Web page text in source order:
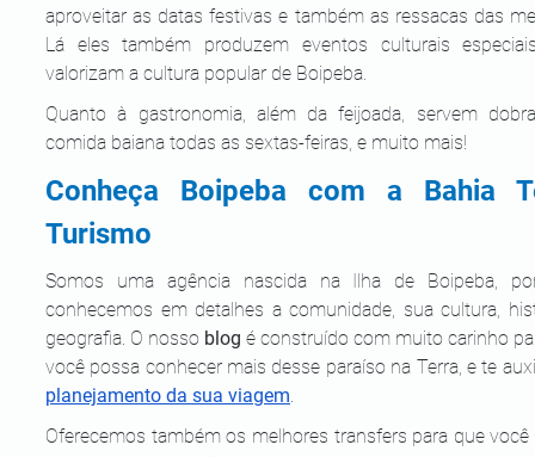
aproveitar as datas festivas e também as ressacas das
Lá eles também produzem eventos culturais
valorizam a cultura popular de Boipeba.
Quanto à gastronomia, além da feijoada, servem
comida baiana todas as sextas-feiras, e muito mais!
Conheça Boipeba com a Bahia
Turismo
Somos uma agência nascida na Ilha de Boipeba,
conhecemos em detalhes a comunidade, sua cultura,
geografia. O nosso blog é construído com muito carinho
planejamento da sua viagem.
Oferecemos também os melhores transfers para que você